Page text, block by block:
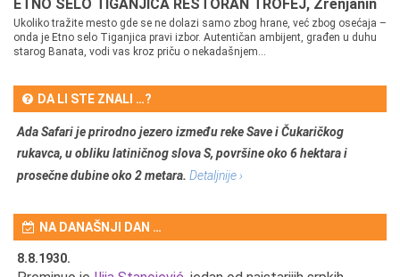
ETNO SELO TIGANJICA RESTORAN TROFEJ, Zrenjanin
Ukoliko tražite mesto gde se ne dolazi samo zbog hrane, već zbog osećaja –
onda je Etno selo Tiganjica pravi izbor. Autentičan ambijent, građen u duhu
starog Banata, vodi vas kroz priču o nekadašnjem...
DA LI STE ZNALI …?
Ada Safari je prirodno jezero između reke Save i Čukaričkog
rukavca, u obliku latiničnog slova S, površine oko 6 hektara i
prosečne dubine oko 2 metara. Detaljnije ›
NA DANAŠNJI DAN …
8.8.1930.